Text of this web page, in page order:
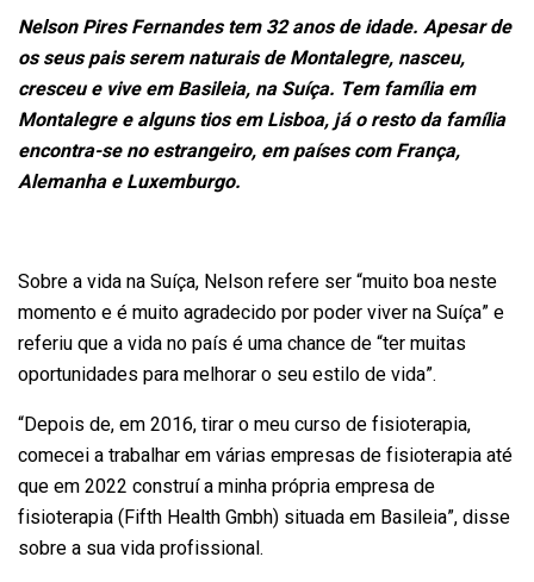
Nelson Pires Fernandes tem 32 anos de idade. Apesar de
os seus pais serem naturais de Montalegre, nasceu,
cresceu e vive em Basileia, na Suíça. Tem família em
Montalegre e alguns tios em Lisboa, já o resto da família
encontra-se no estrangeiro, em países com França,
Alemanha e Luxemburgo.
Sobre a vida na Suíça, Nelson refere ser “muito boa neste
momento e é muito agradecido por poder viver na Suíça” e
referiu que a vida no país é uma chance de “ter muitas
oportunidades para melhorar o seu estilo de vida”.
“Depois de, em 2016, tirar o meu curso de fisioterapia,
comecei a trabalhar em várias empresas de fisioterapia até
que em 2022 construí a minha própria empresa de
fisioterapia (Fifth Health Gmbh) situada em Basileia”, disse
sobre a sua vida profissional.